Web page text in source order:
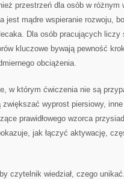
przestrzeń dla osób w
jest mądre wspieranie rozwoju,
Dla osób pracujących
kluczowe bywają pewność
obciążenia.
w którym ćwiczenia nie są
wyprost piersiowy,
prawidłowego wzorca
jak łączyć aktywację,
czytelnik wiedział, czego